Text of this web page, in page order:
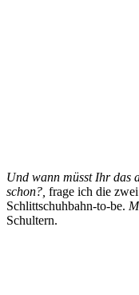
Und wann müsst Ihr das
schon?, frage ich die
Schlittschuhbahn-to-be.
Schultern.